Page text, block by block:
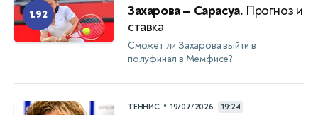
1.92 Захарова — Сарасуа. Прогноз и
ставка
Сможет ли Захарова выйти в
полуфинал в Мемфисе?
ТЕННИС • 19/07/2026 19:24